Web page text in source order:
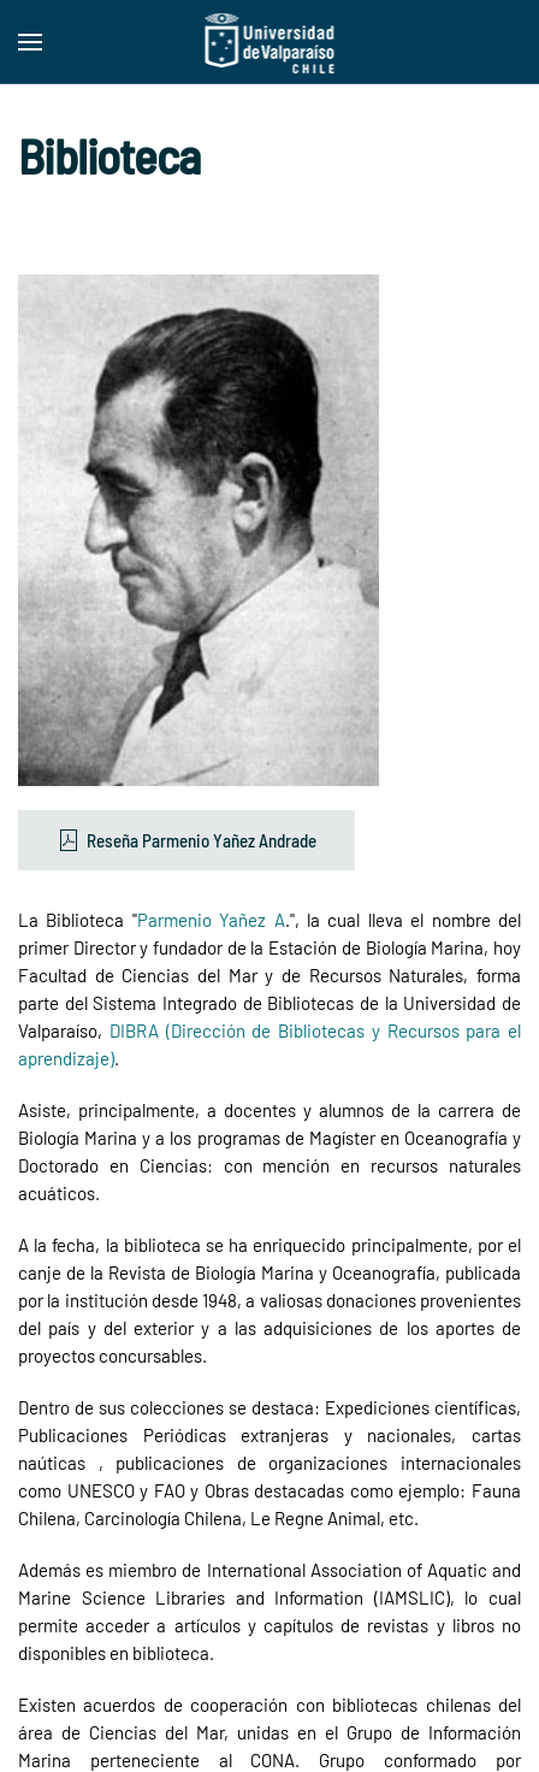
Skip to main content
Biblioteca
Reseña Parmenio Yañez Andrade
La Biblioteca "Parmenio Yañez A .", la cual lleva el nombre del
primer Director y fundador de la Estación de Biología Marina, hoy
Facultad de Ciencias del Mar y de Recursos Naturales, forma
parte del Sistema Integrado de Bibliotecas de la Universidad de
Valparaíso, DIBRA (Dirección de Bibliotecas y Recursos para el
aprendizaje)
Asiste, principalmente, a docentes y alumnos de la carrera de
Biología Marina y a los programas de Magíster en Oceanografía y
Doctorado en Ciencias: con mención en recursos naturales
acuáticos.
A la fecha, la biblioteca se ha enriquecido principalmente, por el
canje de la Revista de Biología Marina y Oceanografía, publicada
por la institución desde 1948, a valiosas donaciones provenientes
del país y del exterior y a las adquisiciones de los aportes de
proyectos concursables.
Dentro de sus colecciones se destaca: Expediciones científicas,
Publicaciones Periódicas extranjeras y nacionales, cartas
naúticas , publicaciones de organizaciones internacionales
como UNESCO y FAO y Obras destacadas como ejemplo: Fauna
Chilena, Carcinología Chilena, Le Regne Animal, etc.
Además es miembro de International Association of Aquatic and
Marine Science Libraries and Information (IAMSLIC), lo cual
permite acceder a artículos y capítulos de revistas y libros no
disponibles en biblioteca.
Existen acuerdos de cooperación con bibliotecas chilenas del
área de Ciencias del Mar, unidas en el Grupo de Información
Marina perteneciente al CONA. Grupo conformado por